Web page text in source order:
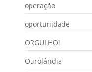
operação
oportunidade
ORGULHO!
Ourolândia